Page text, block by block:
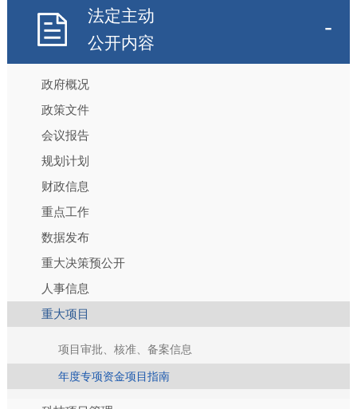
法定主动
公开内容
政府概况
政策文件
会议报告
规划计划
财政信息
重点工作
数据发布
重大决策预公开
人事信息
重大项目
项目审批、核准、备案信息
年度专项资金项目指南